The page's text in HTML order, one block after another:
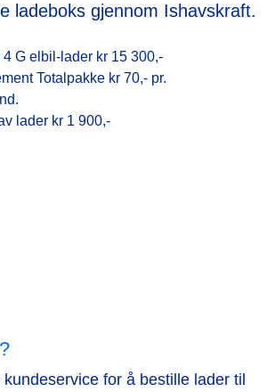
ladeboks gjennom Ishavskraft.
G elbil-lader kr 15 300,-
Totalpakke kr 70,- pr.
lader kr 1 900,-
for å bestille lader til